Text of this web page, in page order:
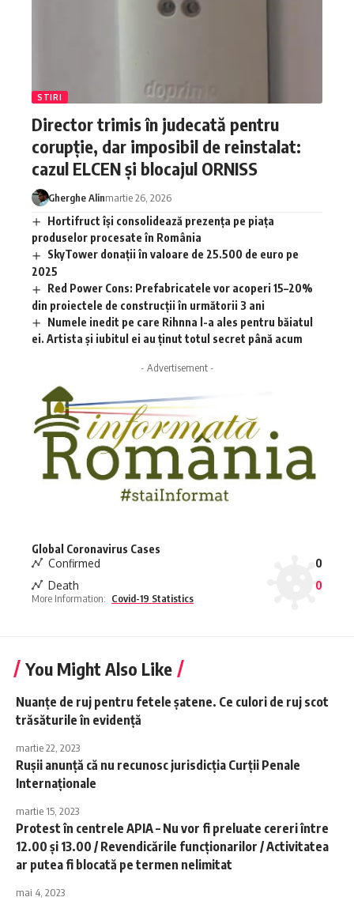
STIRI
Director trimis în judecată pentru
corupție, dar imposibil de reinstalat:
cazul ELCEN și blocajul ORNISS
Gherghe Alinmartie 26, 2026
Hortifruct își consolidează prezența pe piața
produselor procesate în România
SkyTower donații în valoare de 25.500 de euro pe
2025
Red Power Cons: Prefabricatele vor acoperi 15–20%
din proiectele de construcții în următorii 3 ani
Numele inedit pe care Rihnna l-a ales pentru băiatul
ei. Artista și iubitul ei au ținut totul secret până acum
- Advertisement -
Global Coronavirus Cases
Confirmed
0
Death
0
More Information: Covid-19 Statistics
You Might Also Like
Nuanțe de ruj pentru fetele șatene. Ce culori de ruj scot
trăsăturile în evidență
martie 22, 2023
Rușii anunță că nu recunosc jurisdicţia Curţii Penale
Internaţionale
martie 15, 2023
Protest în centrele APIA – Nu vor fi preluate cereri între
12.00 şi 13.00 / Revendicările funcţionarilor / Activitatea
ar putea fi blocată pe termen nelimitat
mai 4, 2023